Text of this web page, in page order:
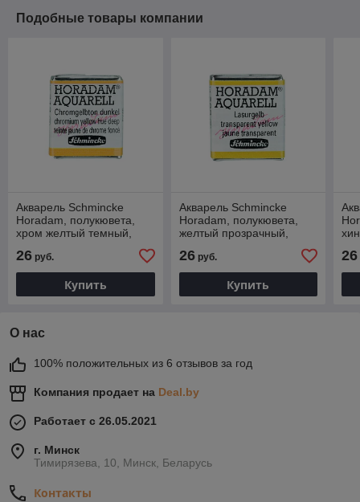
Подобные товары компании
Акварель Schmincke
Horadam, полукювета,
хром желтый темный,
deep, №213
26 руб.
Купить
Акварель Schmincke
Horadam, полукювета,
желтый прозрачный,
transparent yellow, №209
26руб.
Купить
26
О нас
100% положительных из 6 отзывов за год
Компания продает на Deal.by
Работает с 26.05.2021
г. Минск
Тимирязева, 10, Минск, Беларусь
Контакты